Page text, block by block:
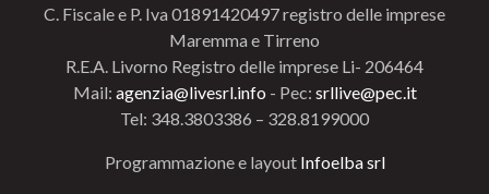
C. Fiscale e P. Iva 01891420497 registro delle imprese
Maremma e Tirreno
R.E.A. Livorno Registro delle imprese Li- 206464
Mail: agenzia@livesrl.info - Pec: srllive@pec.it
Tel: 348.3803386 – 328.8199000
Programmazione e layout Infoelba srl